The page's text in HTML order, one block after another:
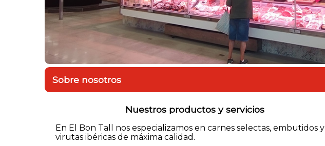
Sobre nosotros
Nuestros productos y servicios
En El Bon Tall nos especializamos en carnes selectas, embutidos y
virutas ibéricas de máxima calidad.